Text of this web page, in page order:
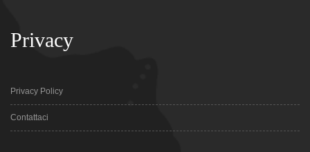
Privacy
Privacy Policy
Contattaci